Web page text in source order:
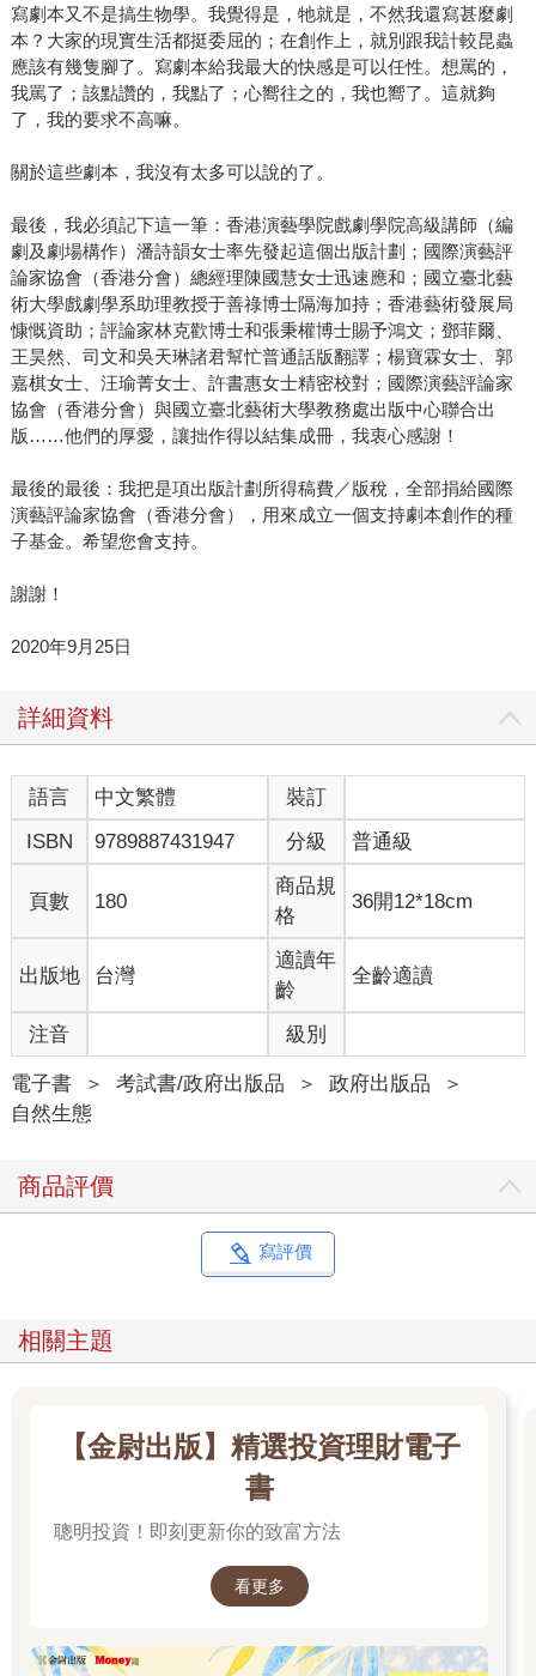
寫劇本又不是搞生物學。我覺得是，牠就是，不然我還寫甚麼劇
本？大家的現實生活都挺委屈的；在創作上，就別跟我計較昆蟲
應該有幾隻腳了。寫劇本給我最大的快感是可以任性。想罵的，
我罵了；該點讚的，我點了；心嚮往之的，我也嚮了。這就夠
了，我的要求不高嘛。
關於這些劇本，我沒有太多可以說的了。
最後，我必須記下這一筆：香港演藝學院戲劇學院高級講師（編
劇及劇場構作）潘詩韻女士率先發起這個出版計劃；國際演藝評
論家協會（香港分會）總經理陳國慧女士迅速應和；國立臺北藝
術大學戲劇學系助理教授于善祿博士隔海加持；香港藝術發展局
慷慨資助；評論家林克歡博士和張秉權博士賜予鴻文；鄧菲爾、
王昊然、司文和吳天琳諸君幫忙普通話版翻譯；楊寶霖女士、郭
嘉棋女士、汪瑜菁女士、許書惠女士精密校對；國際演藝評論家
協會（香港分會）與國立臺北藝術大學教務處出版中心聯合出
版……他們的厚愛，讓拙作得以結集成冊，我衷心感謝！
最後的最後：我把是項出版計劃所得稿費／版稅，全部捐給國際
演藝評論家協會（香港分會），用來成立一個支持劇本創作的種
子基金。希望您會支持。
謝謝！
2020年9月25日
詳細資料
語言 中文繁體
裝訂
ISBN
9789887431947 分級 普通級
頁數 180
商品規
格
36開12*18cm
出版地 台灣
適讀年
齡
全齡適讀
注音 級別
電子書 ＞ 考試書/政府出版品 ＞ 政府出版品
＞
自然生態
商品評價
寫評價
相關主題
【金尉出版】精選投資理財電子
書
聰明投資！即刻更新你的致富方法
看更多